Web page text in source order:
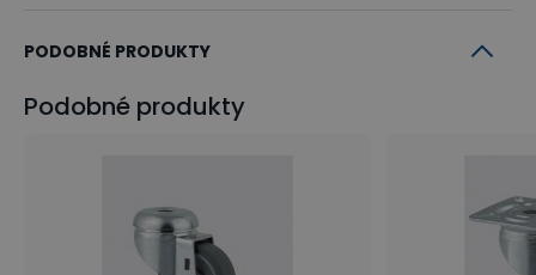
PODOBNÉ PRODUKTY
Podobné produkty